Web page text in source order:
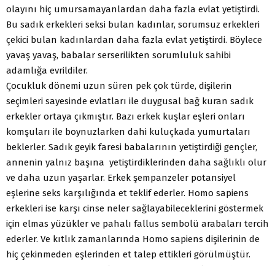
olayını hiç umursamayanlardan daha fazla evlat yetiştirdi.
Bu sadık erkekleri seksi bulan kadınlar, sorumsuz erkekleri
çekici bulan kadınlardan daha fazla evlat yetiştirdi. Böylece
yavaş yavaş, babalar serserilikten sorumluluk sahibi
adamlığa evrildiler.
Çocukluk dönemi uzun süren pek çok türde, dişilerin
seçimleri sayesinde evlatları ile duygusal bağ kuran sadık
erkekler ortaya çıkmıştır. Bazı erkek kuşlar eşleri onları
komşuları ile boynuzlarken dahi kuluçkada yumurtaları
beklerler. Sadık geyik faresi babalarının yetiştirdiği gençler,
annenin yalnız başına yetiştirdiklerinden daha sağlıklı olur
ve daha uzun yaşarlar. Erkek şempanzeler potansiyel
eşlerine seks karşılığında et teklif ederler. Homo sapiens
erkekleri ise karşı cinse neler sağlayabileceklerini göstermek
için elmas yüzükler ve pahalı fallus sembolü arabaları tercih
ederler. Ve kıtlık zamanlarında Homo sapiens dişilerinin de
hiç çekinmeden eşlerinden et talep ettikleri görülmüştür.